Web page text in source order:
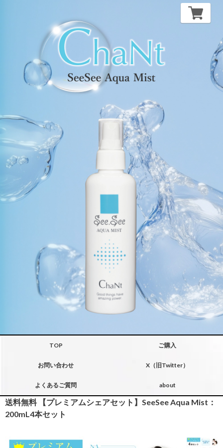
TOP ご購入
お問い合わせ X（旧Twitter）
よくあるご質問 about
送料無料 【プレミアムシェアセット】SeeSee Aqua Mist：
200mL4本セット